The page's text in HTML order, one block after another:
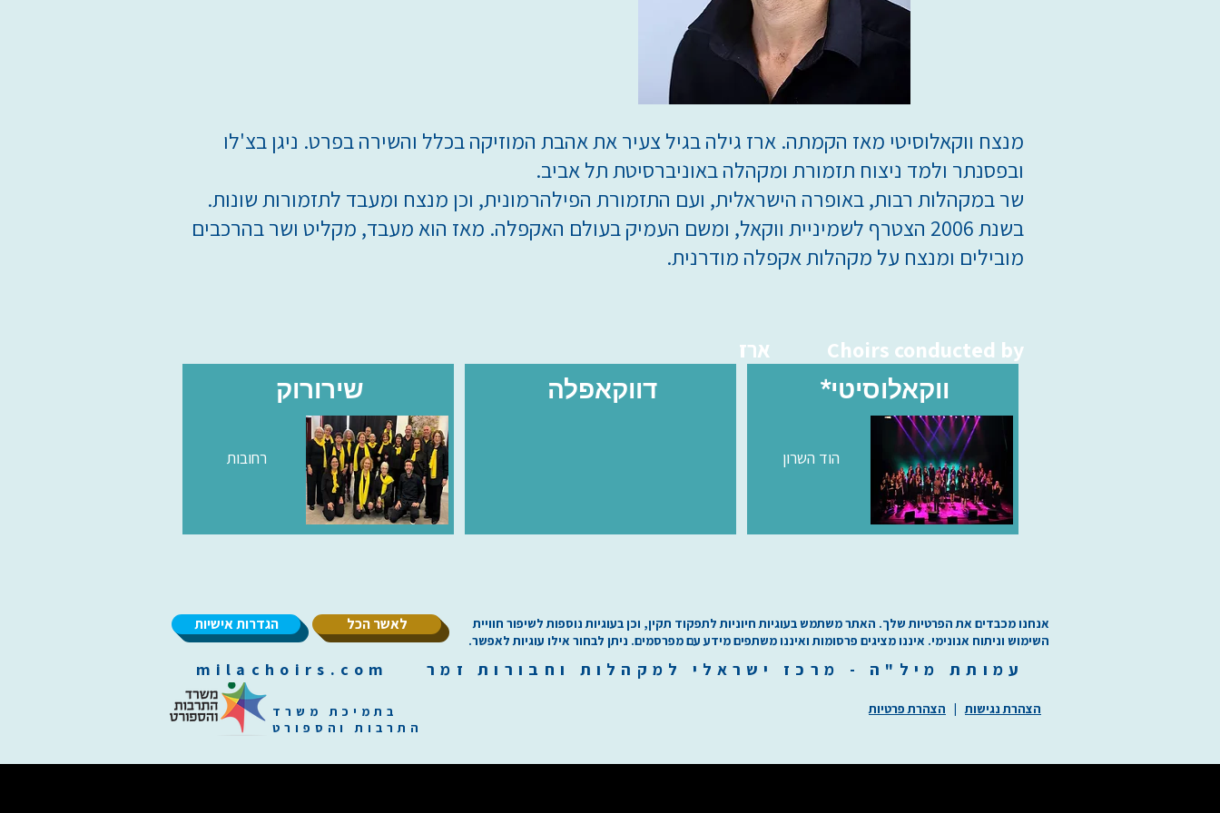
מנצח ווקאלוסיטי מאז הקמתה. ארז גילה בגיל צעיר את אהבת המוזיקה בכלל והשירה בפרט. ניגן בצ'לו
ובפסנתר ולמד ניצוח תזמורת ומקהלה באוניברסיטת תל אביב.
שר במקהלות רבות, באופרה הישראלית, ועם התזמורת הפילהרמונית, וכן מנצח ומעבד לתזמורות שונות.
בשנת 2006 הצטרף לשמיניית ווקאל, ומשם העמיק בעולם האקפלה. מאז הוא מעבד, מקליט ושר בהרכבים
מובילים ומנצח על מקהלות אקפלה מודרנית.
ארז Choirs conducted by
*ווקאלוסיטי
הוד השרון
דווקאפלה שירורוק
רחובות
הגדרות אישיות לאשר הכל
אנחנו מכבדים את הפרטיות שלך. האתר משתמש בעוגיות חיוניות לתפקוד תקין, וכן בעוגיות נוספות לשיפור חוויית
השימוש וניתוח אנונימי. איננו מציגים פרסומות ואיננו משתפים מידע עם מפרסמים. ניתן לבחור אילו עוגיות לאפשר.
עמותת מיל"ה - מ רכז ישראלי למקהלות וחבורות זמר milachoirs.com
בתמיכת משרד
התרבות והספורט
הצהרת נגישות| הצהרת פרטיות